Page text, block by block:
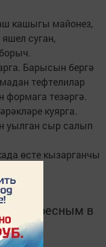
кашыгы майонез,
суган,
Барысын бергә
тефтелилар
формага тезәргә.
куярга.
уылган сыр салып
өсте кызарганчы
интересным в